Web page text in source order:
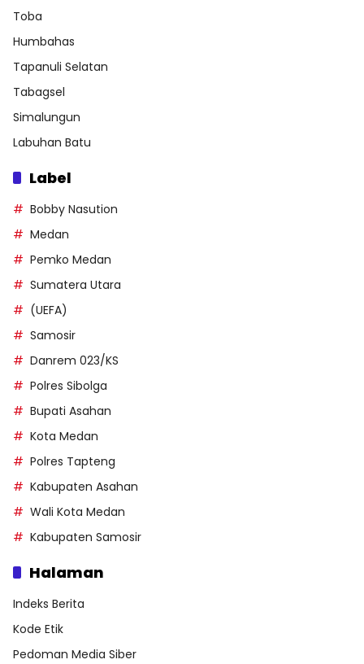
Toba
Humbahas
Tapanuli Selatan
Tabagsel
Simalungun
Labuhan Batu
Label
Bobby Nasution
Medan
Pemko Medan
Sumatera Utara
(UEFA)
Samosir
Danrem 023/KS
Polres Sibolga
Bupati Asahan
Kota Medan
Polres Tapteng
Kabupaten Asahan
Wali Kota Medan
Kabupaten Samosir
Halaman
Indeks Berita
Kode Etik
Pedoman Media Siber